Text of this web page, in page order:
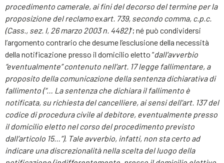
procedimento camerale, ai fini del decorso del termine per la
proposizione del reclamoexart. 739, secondo comma, c.p.c.
(Cass., sez. I, 26 marzo 2003 n. 4482)”; né può condividersi
l’argomento contrario che desume l’esclusione della necessità
della notificazione presso il domicilio eletto “dall’avverbio
“eventualmente” contenuto nell’art. 17 legge fallimentare, a
proposito della comunicazione della sentenza dichiarativa di
fallimento (“… La sentenza che dichiara il fallimento è
notificata, su richiesta del cancelliere, ai sensi dell’art. 137 del
codice di procedura civile al debitore, eventualmente presso
il domicilio eletto nel corso del procedimento previsto
dall’articolo 15…”). Tale avverbio, infatti, non sta certo ad
indicare una discrezionalità nella scelta del luogo della